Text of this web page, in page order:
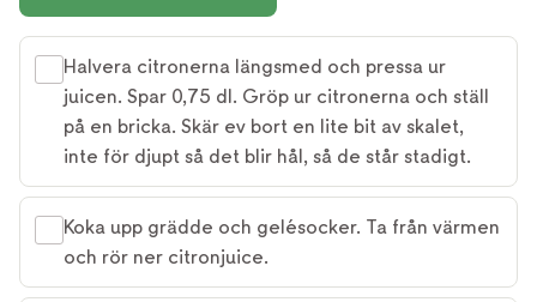
Halvera citronerna längsmed och pressa ur
juicen. Spar 0,75 dl. Gröp ur citronerna och ställ
på en bricka. Skär ev bort en lite bit av skalet,
inte för djupt så det blir hål, så de står stadigt.
Koka upp grädde och gelésocker. Ta från värmen
och rör ner citronjuice.